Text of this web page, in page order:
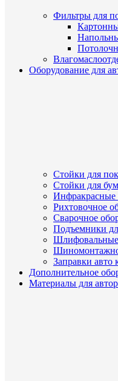
Фильтры для
Оборудование для
Стойки для
Стойки для
Инфракрасные
Рихтовочное
Сварочное
Подъемники
Заправки авто
Дополнительное
Материалы для